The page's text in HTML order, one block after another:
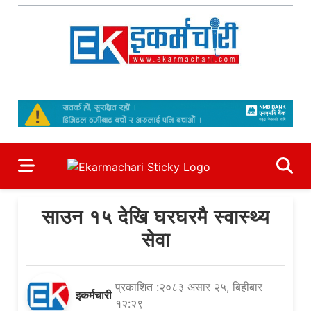
Skip
साउन १५ देखि घरघरमै स्वास्थ्य
सेवा
इकर्मचारी
प्रकाशित :२०८३ असार २५, बिहीबार
१२:२९